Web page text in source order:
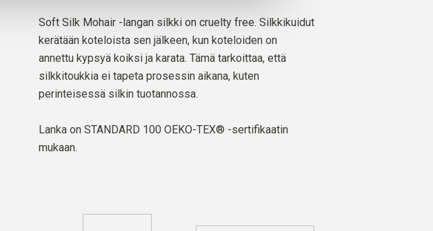
Soft Silk Mohair -langan silkki on cruelty free. Silkkikuidut
kerätään koteloista sen jälkeen, kun koteloiden on
annettu kypsyä koiksi ja karata. Tämä tarkoittaa, että
silkkitoukkia ei tapeta prosessin aikana, kuten
perinteisessä silkin tuotannossa.
Lanka on STANDARD 100 OEKO-TEX® -sertifikaatin
mukaan.